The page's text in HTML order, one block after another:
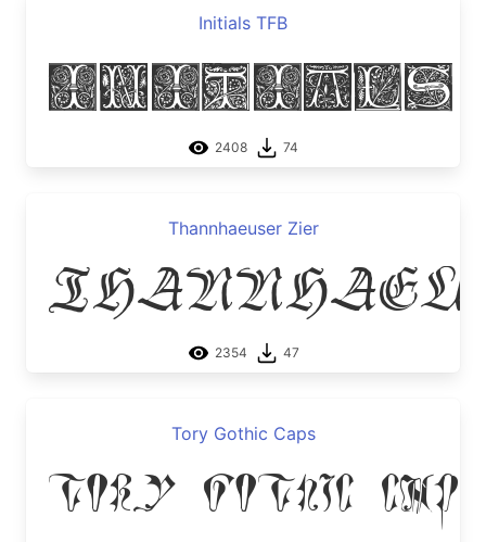
Initials TFB
Initials
2408 74
Thannhaeuser Zier
2354 47
Tory Gothic Caps
Tory Gothic